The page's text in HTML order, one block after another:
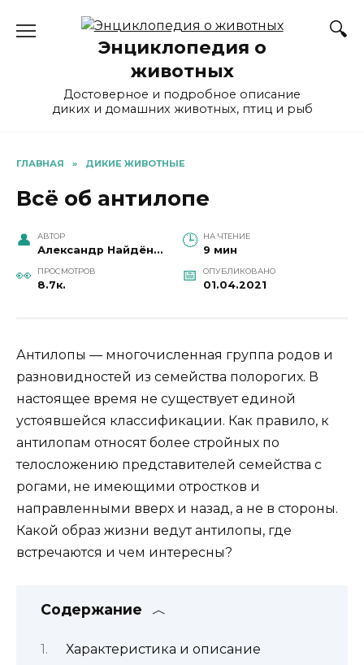
Энциклопедия о
животных
Достоверное и подробное описание
диких и домашних животных, птиц и рыб
ГЛАВНАЯ » ДИКИЕ ЖИВОТНЫЕ
Всё об антилопе
АВТОР
Александр Найдёнов
НА ЧТЕНИЕ
9 мин
ПРОСМОТРОВ
8.7к.
ОПУБЛИКОВАНО
01.04.2021
Антилопы — многочисленная группа родов и
разновидностей из семейства полорогих. В
настоящее время не существует единой
устоявшейся классификации. Как правило, к
антилопам относят более стройных по
телосложению представителей семейства с
рогами, не имеющими отростков и
направленными вверх и назад, а не в стороны.
Какой образ жизни ведут антилопы, где
встречаются и чем интересны?
Содержание
Характеристика и описание